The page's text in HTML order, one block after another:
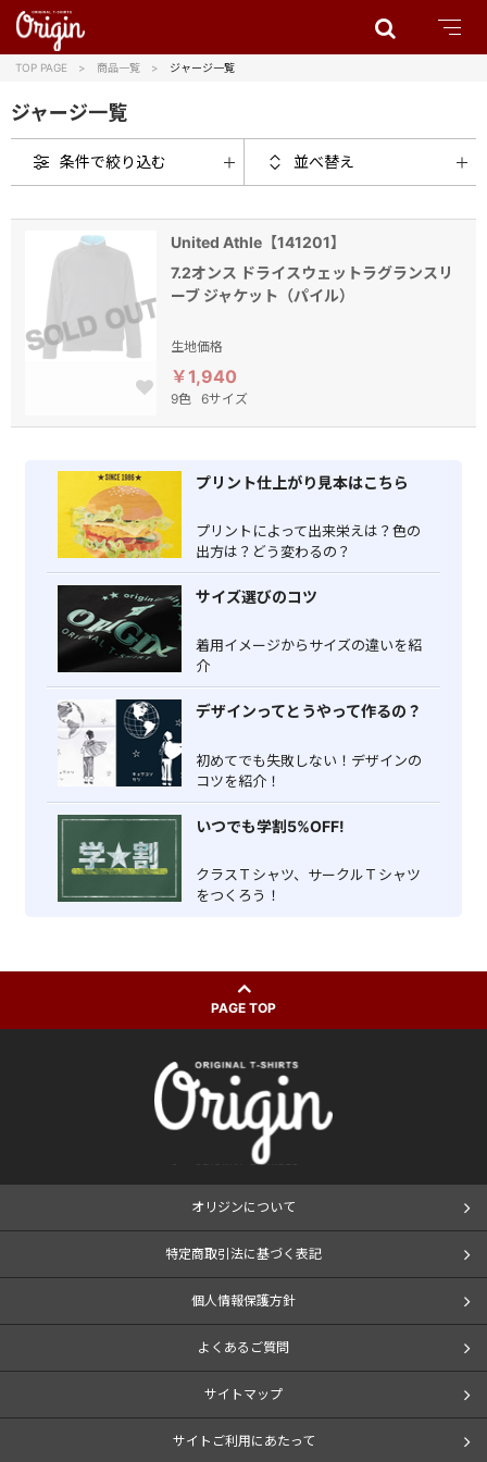
TOP PAGE 商品一覧 ジャージ一覧
ジャージ一覧
条件で絞り込む 並べ替え
United Athle【141201】
7.2オンス ドライスウェットラグランスリ
ーブ ジャケット（パイル）
生地価格
￥1,940
9色 6サイズ
プリント仕上がり見本はこちら
プリントによって出来栄えは？色の
出方は？どう変わるの？
サイズ選びのコツ
着用イメージからサイズの違いを紹
介
デザインってとうやって作るの？
初めてでも失敗しない！デザインの
コツを紹介！
いつでも学割5%OFF!
クラスＴシャツ、サークルＴシャツ
をつくろう！
PAGE TOP
オリジンについて
特定商取引法に基づく表記
個人情報保護方針
よくあるご質問
サイトマップ
サイトご利用にあたって